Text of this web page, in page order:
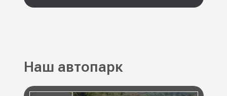
Наш автопарк